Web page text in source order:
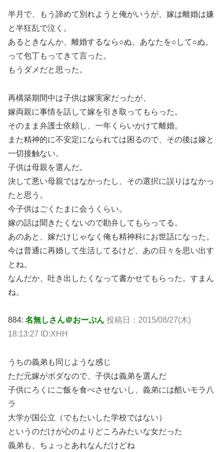
半月で、もう諦めて別れようと俺がいうが、嫁は離婚は嫌
と半狂乱で泣く。
あるときなんか、離婚するなら○ぬ。あなたを○して○ぬ。
って包丁もってきて言った。
もうダメだと思った。
再構築期間中は子供は嫁実家だったが、
嫁両親に事情を話して嫁を引き取ってもらった。
そのまま弁護士依頼し、一年くらいかけて離婚。
また精神的に不安定になられては困るので、その後は嫁と
一切接触ない。
子供は母親を選んだ。
決して悪い母親ではなかったし、その選択に誤りはなかっ
たと思う。
今子供はごくたまに会うくらい。
嫁の話は聞きたくないので勘弁してもらってる。
あのあと、嫁だけじゃなく俺も精神科にお世話になった。
今は普通に再婚して生活してるけど、あの日々を思い出す
とね。
なんだか、吐き出したくなって書かせてもらった。すまん
ね。
884: 名無しさん＠おーぷん 投稿日：2015/08/27(木)
18:13:27 ID:XHH
うちの義弟も同じような感じ
ただ元嫁がボダなので、子供は義弟を選んだ
子供にろくにご飯を食べさせないし、義弟には酷いモラ八
ラ
大学が国公立（でもたいした学校ではない）
というのだけが心のよりどころみたいな女だった
義弟も、ちょっとあれなんだけどね